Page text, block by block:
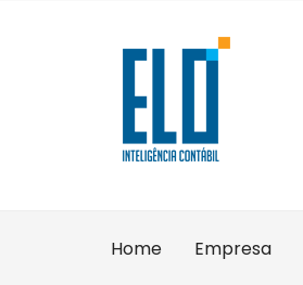
Home Empresa